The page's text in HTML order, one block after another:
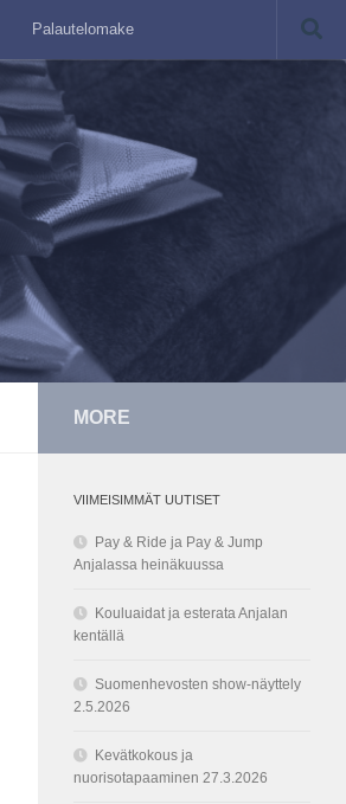
Palautelomake
MORE
VIIMEISIMMÄT UUTISET
Pay & Ride ja Pay & Jump
Anjalassa heinäkuussa
Kouluaidat ja esterata Anjalan
kentällä
Suomenhevosten show-näyttely
2.5.2026
Kevätkokous ja
nuorisotapaaminen 27.3.2026